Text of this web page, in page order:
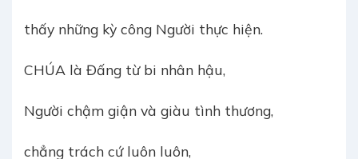
thấy những kỳ công Người thực hiện.
CHÚA là Đấng từ bi nhân hậu,
Người chậm giận và giàu tình thương,
chẳng trách cứ luôn luôn,